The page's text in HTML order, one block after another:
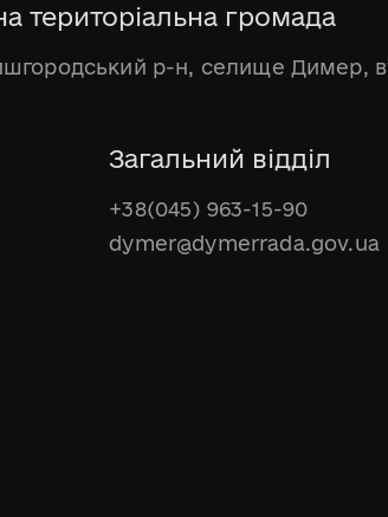
територіальна громада
р-н, селище Димер,
Загальний відділ
+38(045) 963-15-90
dymer@dymerrada.gov.ua